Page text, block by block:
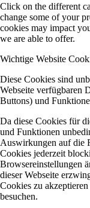
Click on the different
change some of your
cookies may impact
we are able to offer.
Wichtige Website
Diese Cookies sind
Webseite verfügbaren
Buttons) und
Da diese Cookies für
und Funktionen
Auswirkungen auf die
Cookies jederzeit
Browsereinstellungen
dieser Webseite
Cookies zu
besuchen.